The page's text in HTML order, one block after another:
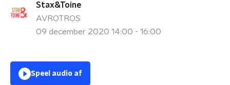
Stax&Toine
AVROTROS
09 december 2020 14:00 - 16:00
Speel audio af